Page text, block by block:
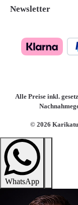
Newsletter
© 2026
Alle Preise inkl.
WhatsApp